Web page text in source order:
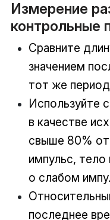
Измерение
контрольные
Сравните
значением
тот же
Используйте
в качестве
свыше 80% от
импульс, тело
о слабом
последнее